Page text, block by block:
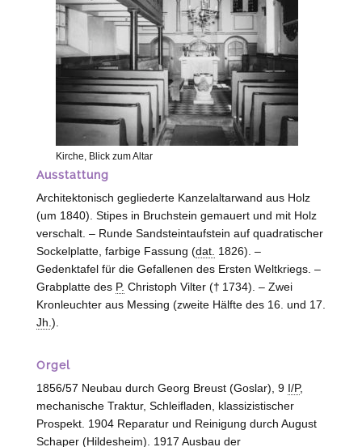
Kirche, Blick zum Altar
Ausstattung
Architektonisch gegliederte Kanzelaltarwand aus Holz
(um 1840). Stipes in Bruchstein gemauert und mit Holz
verschalt. – Runde Sandsteintaufstein auf quadratischer
Sockelplatte, farbige Fassung (dat. 1826). –
Gedenktafel für die Gefallenen des Ersten Weltkriegs. –
Grabplatte des P. Christoph Vilter († 1734). – Zwei
Kronleuchter aus Messing (zweite Hälfte des 16. und 17.
Jh. ).
Orgel
1856/57 Neubau durch Georg Breust (Goslar), 9 I/P,
mechanische Traktur, Schleifladen, klassizistischer
Prospekt. 1904 Reparatur und Reinigung durch August
Schaper (Hildesheim). 1917 Ausbau der